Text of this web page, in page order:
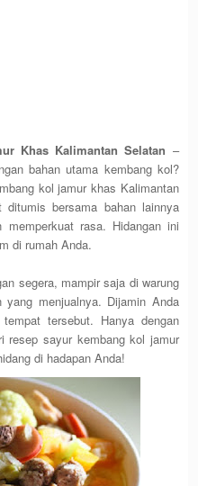
Khas Kalimantan Selatan –
bahan utama kembang kol?
kol jamur khas Kalimantan
bersama bahan lainnya
memperkuat rasa. Hidangan ini
di rumah Anda.
segera, mampir saja di warung
menjualnya. Dijamin Anda
tersebut. Hanya dengan
resep sayur kembang kol jamur
di hadapan Anda!